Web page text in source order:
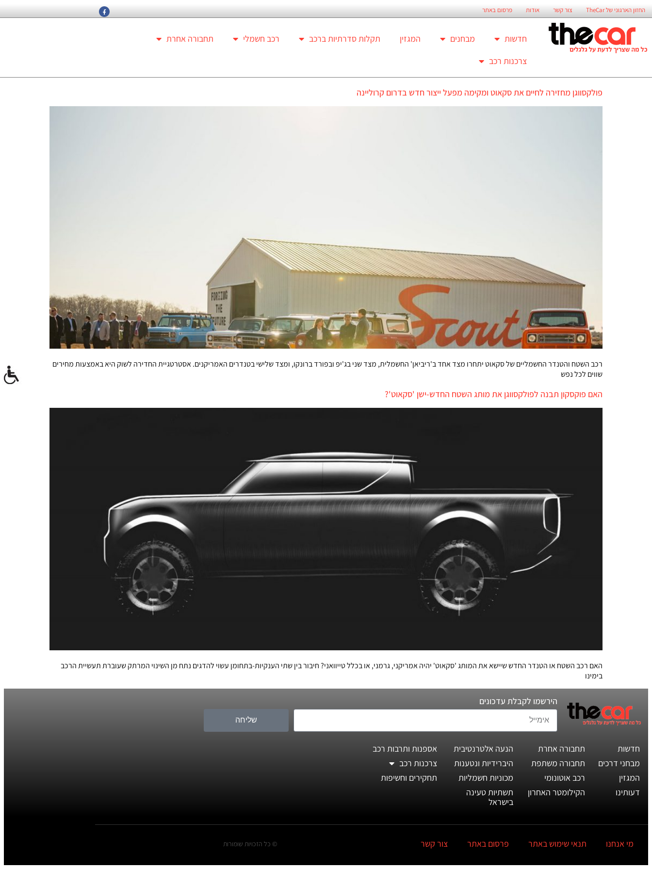
החזון הארגוני של TheCar צור קשר אודות פרסום באתר
חדשות מבחנים המגזין תקלות סדרתיות ברכב רכב חשמלי
תחבורה אחרת
צרכנות רכב
פולקסווגן מחזירה לחיים את סקאוט ומקימה מפעל ייצור חדש בדרום קרוליינה
רכב השטח והטנדר החשמליים של סקאוט יתחרו מצד אחד ב'ריביאן' החשמלית, מצד שני בג'יפ ובפורד ברונקו, ומצד שלישי בטנדרים האמריקנים. אסטרטגיית החדירה לשוק היא באמצעות מחירים
שווים לכל נפש
האם פוקסקון תבנה לפולקסווגן את מותג השטח החדש-ישן 'סקאוט'?
האם רכב השטח או הטנדר החדש שיישא את המותג 'סקאוט' יהיה אמריקני, גרמני, או בכלל טייוואני? חיבור בין שתי הענקיות-בתחומן עשוי להדגים נתח מן השינוי המרתק שעוברת תעשיית הרכב
בימינו
הירשמו לקבלת עדכונים
שליחה
חדשות
מבחני דרכים
המגזין
דעותינו
תחבורה אחרת
תחבורה משתפת
רכב אוטונומי
הקילומטר האחרון
הנעה אלטרנטיבית
היברידיות ונטענות
מכוניות חשמליות
תשתיות טעינה
בישראל
אספנות ותרבות רכב
צרכנות רכב
תחקירים וחשיפות
מי אנחנו תנאי שימוש באתר פרסום באתר צור קשר © כל הזכויות שומורות